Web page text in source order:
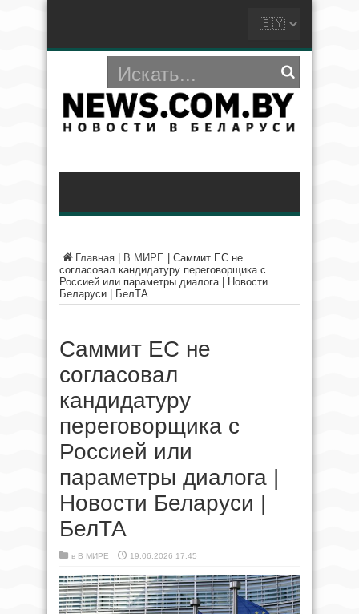
Главная В МИРЕ
Саммит ЕС не
согласовал кандидатуру переговорщика с
Россией или параметры диалога | Новости
Беларуси | БелТА
Саммит ЕС не
согласовал
кандидатуру
переговорщика с
Россией или
параметры диалога |
Новости Беларуси |
БелТА
в В МИРЕ 19.06.2026 17:45